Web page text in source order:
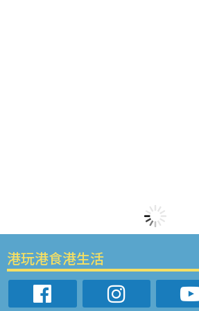
港玩港食港生活